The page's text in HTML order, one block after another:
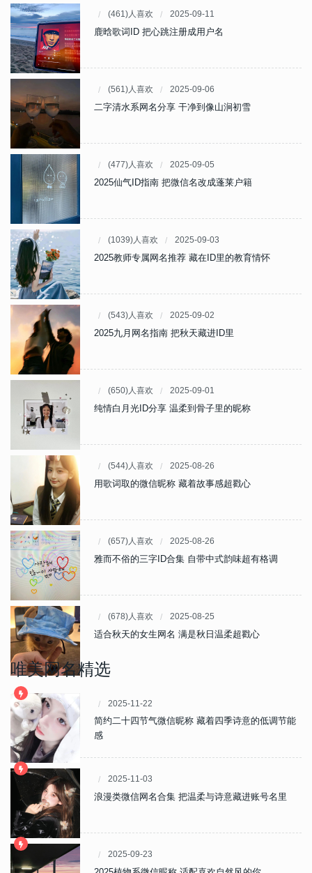
(461)人喜欢 2025-09-11
鹿晗歌词ID 把心跳注册成用户名
(561)人喜欢 2025-09-06
二字清水系网名分享 干净到像山涧初雪
(477)人喜欢 2025-09-05
2025仙气ID指南 把微信名改成蓬莱户籍
(1039)人喜欢 2025-09-03
2025教师专属网名推荐 藏在ID里的教育情怀
(543)人喜欢 2025-09-02
2025九月网名指南 把秋天藏进ID里
(650)人喜欢 2025-09-01
纯情白月光ID分享 温柔到骨子里的昵称
(544)人喜欢 2025-08-26
用歌词取的微信昵称 藏着故事感超戳心
(657)人喜欢 2025-08-26
雅而不俗的三字ID合集 自带中式韵味超有格调
(678)人喜欢 2025-08-25
适合秋天的女生网名 满是秋日温柔超戳心
唯美网名精选
2025-11-22
简约二十四节气微信昵称 藏着四季诗意的低调节能
感
2025-11-03
浪漫类微信网名合集 把温柔与诗意藏进账号名里
2025-09-23